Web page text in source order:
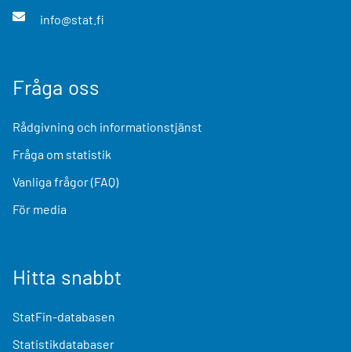
info@stat.fi
Fråga oss
Rådgivning och informationstjänst
Fråga om statistik
Vanliga frågor (FAQ)
För media
Hitta snabbt
StatFin-databasen
Statistikdatabaser